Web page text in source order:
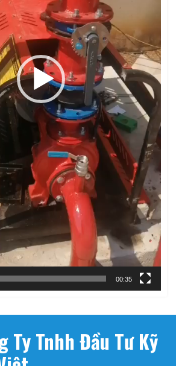
00:35
Ty Tnhh Đầu Tư Kỹ